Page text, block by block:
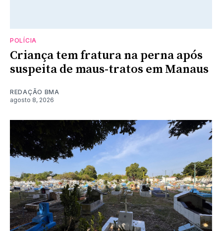
POLÍCIA
Criança tem fratura na perna após
suspeita de maus-tratos em Manaus
REDAÇÃO BMA
agosto 8, 2026